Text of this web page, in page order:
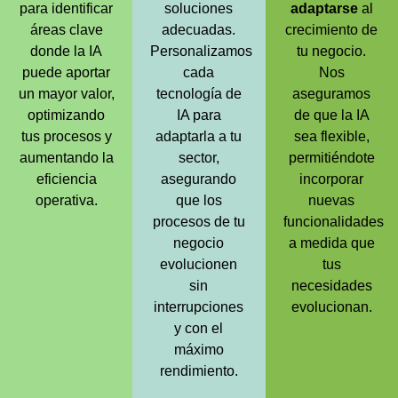
para identificar
áreas clave
donde la IA
puede aportar
un mayor valor,
optimizando
tus procesos y
aumentando la
eficiencia
operativa.
soluciones
adecuadas.
Personalizamos
cada
tecnología de
IA para
adaptarla a tu
sector,
asegurando
que los
procesos de tu
negocio
evolucionen
sin
interrupciones
y con el
máximo
rendimiento.
adaptarseal
crecimiento de
tu negocio.
Nos
aseguramos
de que la IA
sea flexible,
permitiéndote
incorporar
nuevas
funcionalidades
a medida que
tus
necesidades
evolucionan.